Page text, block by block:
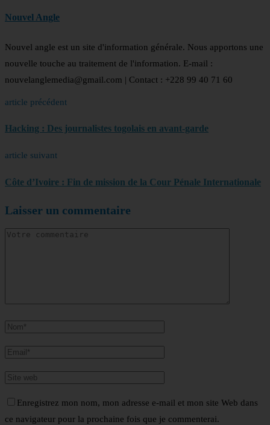
Nouvel Angle
Nouvel angle est un site d'information générale. Nous apportons une
nouvelle touche au traitement de l'information. E-mail :
nouvelanglemedia@gmail.com | Contact : +228 99 40 71 60
article précédent
Hacking : Des journalistes togolais en avant-garde
article suivant
Côte d’Ivoire : Fin de mission de la Cour Pénale Internationale
Laisser un commentaire
Enregistrez mon nom, mon adresse e-mail et mon site Web dans
ce navigateur pour la prochaine fois que je commenterai.